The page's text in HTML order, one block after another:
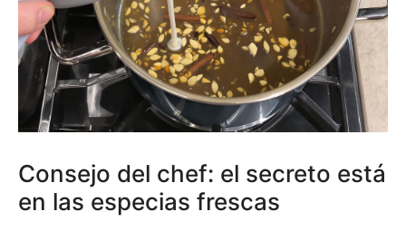
Consejo del chef: el secreto está
en las especias frescas